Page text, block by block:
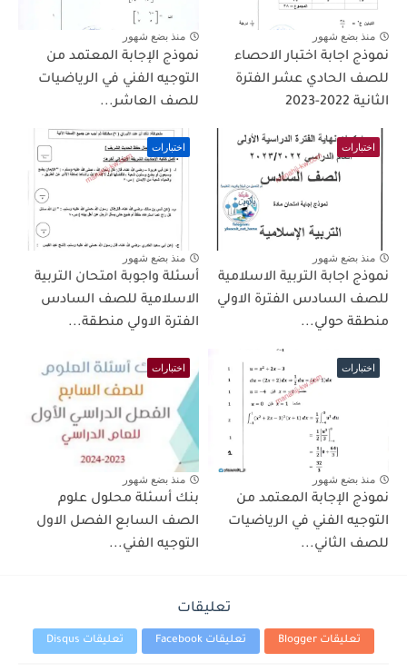
منذ بضع شهور
نموذج اجابة اختبار الاحصاء
للصف الحادي عشر الفترة
الثانية 2022-2023
منذ بضع شهور
نموذج الإجابة المعتمد من
التوجيه الفني في الرياضيات
للصف العاشر...
اختبارات
منذ بضع شهور
نموذج اجابة التربية الاسلامية
للصف السادس الفترة الاولي
منطقة حولي...
اختبارات
منذ بضع شهور
أسئلة واجوبة امتحان التربية
الاسلامية للصف السادس
الفترة الاولي منطقة...
اختبارات
منذ بضع شهور
نموذج الإجابة المعتمد من
التوجيه الفني في الرياضيات
للصف الثاني...
اختبارات
منذ بضع شهور
بنك أسئلة محلول علوم
الصف السابع الفصل الاول
التوجيه الفني...
تعليقات
تعليقات Blogger تعليقات Facebook تعليقات Disqus